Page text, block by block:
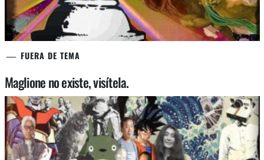
FUERA DE TEMA
Maglione no existe, visítela.